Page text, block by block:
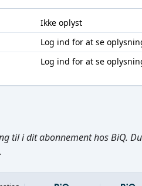
Ikke oplyst
Log ind for at se
Log ind for at se
til i dit abonnement hos BiQ.